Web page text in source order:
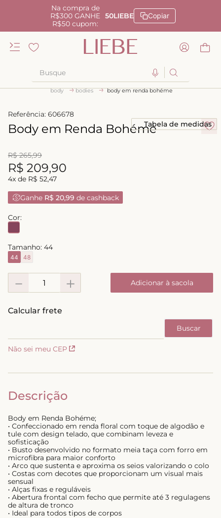
Na compra de
R$300 GANHE
R$50 cupom:
50LIEBE Copiar
body bodies body em renda bohéme
Referência: 606678
Body em Renda Bohéme
R$ 265,99
R$ 209,90
4x de R$ 52,47
Ganhe R$ 20,99 de cashback
Tabela de medidas
Cor:
Tamanho: 44
44 48
＋
－ Adicionar à sacola
Não sei meu CEP
Descrição
Body em Renda Bohéme;
• Confeccionado em renda floral com toque de algodão e
tule com design telado, que combinam leveza e
sofisticação
• Busto desenvolvido no formato meia taça com forro em
microfibra para maior conforto
• Arco que sustenta e aproxima os seios valorizando o colo
• Costas com decotes que proporcionam um visual mais
sensual
• Alças fixas e reguláveis
• Abertura frontal com fecho que permite até 3 regulagens
de altura de tronco
• Ideal para todos tipos de corpos
TERMOS MAIS BUSCADOS
kiss me
camisola
calcinha renda
anatomic
calcinha alta
triangulo
short doll
biquini